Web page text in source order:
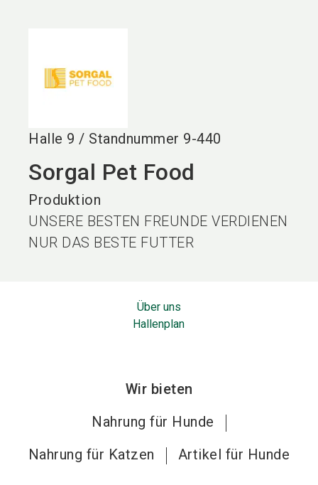
Halle 9 / Standnummer 9-440
Sorgal Pet Food
Produktion
UNSERE BESTEN FREUNDE VERDIENEN
NUR DAS BESTE FUTTER
Über uns
Hallenplan
Wir bieten
Nahrung für Hunde
Nahrung für Katzen
Artikel für Hunde